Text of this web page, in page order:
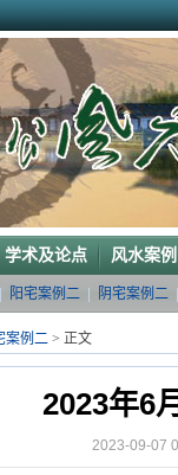
聚天心
手
为李喜中的亲戚找到的龙穴
地区一眼相中“猛虎下山”
地区一农村里断验老阳
江东家邀请堪察调整阳宅风
林地区东家邀请断验堪察阳
邀请堪察断验阳宅风水吉凶
学术及论点 风水案例
阳宅案例二 阴宅案例二
案例二 > 正文
2023年6
2023-09-07